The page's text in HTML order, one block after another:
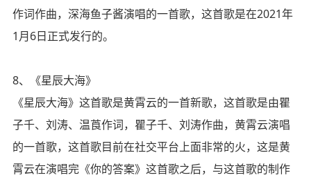
作词作曲，深海鱼子酱演唱的一首歌，这首歌是在2021年
1月6日正式发行的。
8、《星辰大海》
《星辰大海》这首歌是黄霄云的一首新歌，这首歌是由瞿
子千、刘涛、温莨作词，瞿子千、刘涛作曲，黄霄云演唱
的一首歌，这首歌目前在社交平台上面非常的火，这是黄
霄云在演唱完《你的答案》这首歌之后，与这首歌的制作